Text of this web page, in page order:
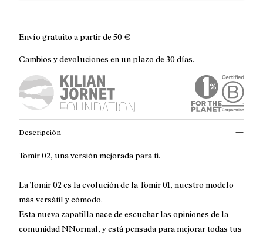
Envío gratuito a partir de 50 €
Cambios y devoluciones en un plazo de 30 días.
Descripción
Tomir 02, una versión mejorada para ti.
La Tomir 02 es la evolución de la Tomir 01, nuestro modelo
más versátil y cómodo.
Esta nueva zapatilla nace de escuchar las opiniones de la
comunidad NNormal, y está pensada para mejorar todas tus